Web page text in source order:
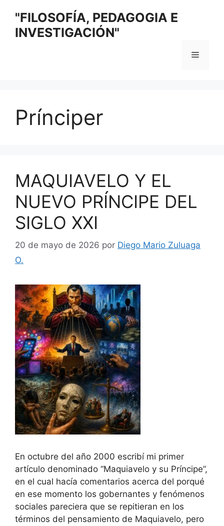
contenido
"FILOSOFÍA, PEDAGOGIA E
INVESTIGACIÓN"
Menú
Prínciper
MAQUIAVELO Y EL
NUEVO PRÍNCIPE DEL
SIGLO XXI
20 de mayo de 2026 por Diego Mario Zuluaga
O.
En octubre del año 2000 escribí mi primer
artículo denominado “Maquiavelo y su Príncipe”,
en el cual hacía comentarios acerca del porqué
en ese momento los gobernantes y fenómenos
sociales pareciera que se repitieran en los
términos del pensamiento de Maquiavelo, pero